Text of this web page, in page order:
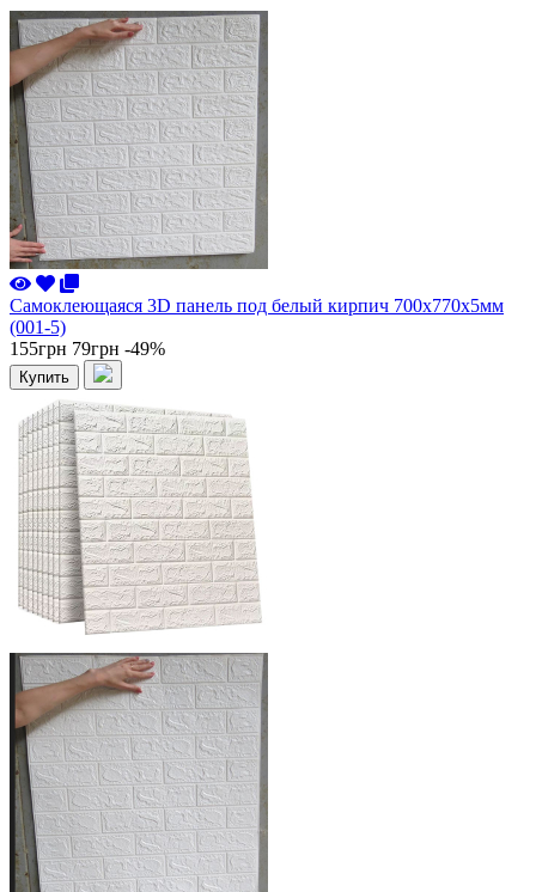
Самоклеющаяся 3D панель под белый кирпич 700x770x5мм
(001-5)
155грн 79грн -49%
Купить